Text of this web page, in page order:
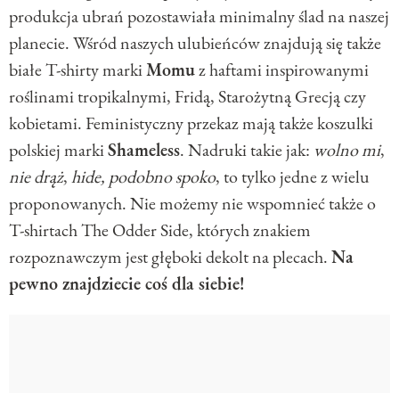
produkcja ubrań pozostawiała minimalny ślad na naszej
planecie. Wśród naszych ulubieńców znajdują się także
białe T-shirty markiMomuz haftami inspirowanymi
roślinami tropikalnymi, Fridą, Starożytną Grecją czy
kobietami. Feministyczny przekaz mają także koszulki
polskiej markiShameless. Nadruki takie jak: wolno mi,
nie drąż,hide, podobno spoko, to tylko jedne z wielu
proponowanych. Nie możemy nie wspomnieć także o
T-shirtach The Odder Side, których znakiem
rozpoznawczym jest głęboki dekolt na plecach.Na
pewno znajdziecie coś dla siebie!